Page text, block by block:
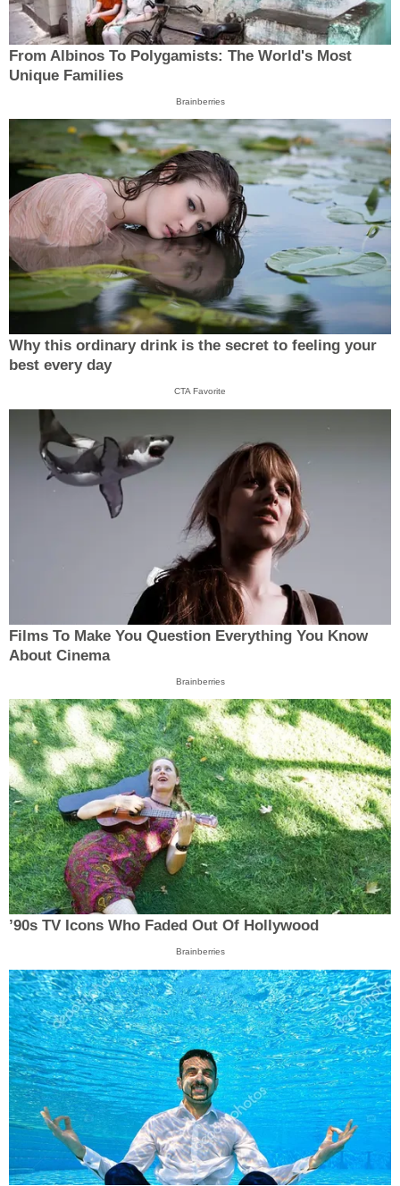
From Albinos To Polygamists: The World's Most
Unique Families
Brainberries
Why this ordinary drink is the secret to feeling your
best every day
CTA Favorite
Films To Make You Question Everything You Know
About Cinema
Brainberries
’90s TV Icons Who Faded Out Of Hollywood
Brainberries